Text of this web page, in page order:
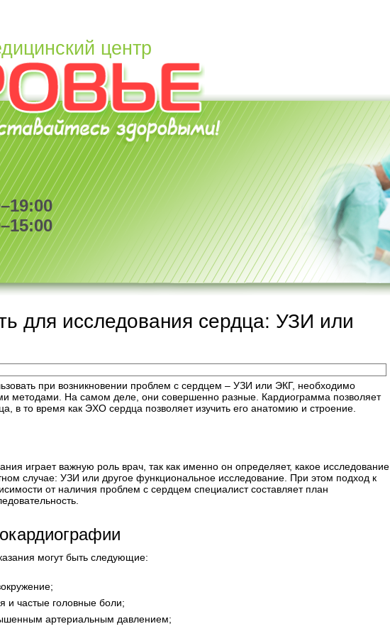
центр
для исследования сердца: УЗИ или
при возникновении проблем с сердцем – УЗИ или ЭКГ, необходимо
методами. На самом деле, они совершенно разные. Кардиограмма позволяет
в то время как ЭХО сердца позволяет изучить его анатомию и строение.
играет важную роль врач, так как именно он определяет, какое исследование
случае: УЗИ или другое функциональное исследование. При этом подход к
от наличия проблем с сердцем специалист составляет план
могут быть следующие:
и частые головные боли;
артериальным давлением;